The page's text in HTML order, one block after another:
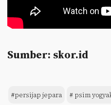
Sumber: skor.id
#persijap jepara # psim